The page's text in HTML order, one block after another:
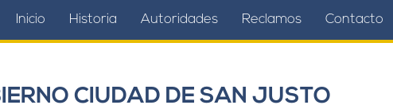
Inicio Historia Autoridades Reclamos Contacto
CIUDAD DE SAN JUSTO